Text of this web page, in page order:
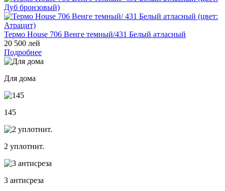
Термо House 706 Венге темный/431 Белый атласный
20 500 лей
Подробнее
Для дома
145
2 уплотнит.
3 антисреза